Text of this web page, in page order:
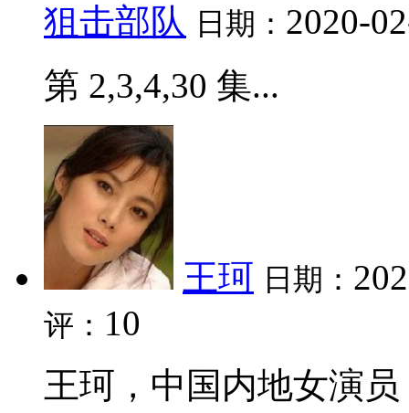
狙击部队 日期： 2020-
第 2,3,4,30 集...
王珂 日期：
评： 10
王珂，中国内地女演